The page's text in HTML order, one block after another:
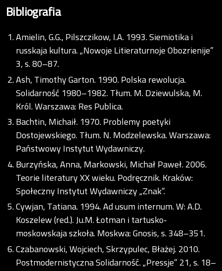
Bibliografia
Amielin, G.G., Pilszczikow, I.A. 1993. Siemiotika i
russkaja kultura. „Nowoje Litieraturnoje Obozrienije”
3, s. 80–87.
Ash, Timothy Garton. 1990. Polska rewolucja.
Solidarność 1980–1982. Tłum. M. Dziewulska, M.
Król. Warszawa: Res Publica.
Bachtin, Michaił. 1970. Problemy poetyki
Dostojewskiego. Tłum. N. Modzelewska. Warszawa:
Państwowy Instytut Wydawniczy.
Burzyńska, Anna, Markowski, Michał Paweł. 2006.
Teorie literatury XX wieku. Podręcznik. Kraków:
Społeczny Instytut Wydawniczy „Znak”.
Cywjan, Tatiana. 1994. Ad usum internum. W: A.D.
Koszelew (red.). Ju.M. Łotman i tartusko-
moskowskaja szkoła. Moskwa: Gnosis, s. 348–351.
Czabanowski, Wojciech, Skrzypulec, Błażej. 2010.
Postmodernistyczna Solidarność. „Pressje” 21, s. 18–